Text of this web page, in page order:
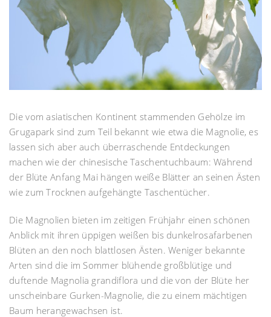
Die vom asiatischen Kontinent stammenden Gehölze im
Grugapark sind zum Teil bekannt wie etwa die Magnolie, es
lassen sich aber auch überraschende Entdeckungen
machen wie der chinesische Taschentuchbaum: Während
der Blüte Anfang Mai hängen weiße Blätter an seinen Ästen
wie zum Trocknen aufgehängte Taschentücher.
Die Magnolien bieten im zeitigen Frühjahr einen schönen
Anblick mit ihren üppigen weißen bis dunkelrosafarbenen
Blüten an den noch blattlosen Ästen. Weniger bekannte
Arten sind die im Sommer blühende großblütige und
duftende Magnolia grandiflora und die von der Blüte her
unscheinbare Gurken-Magnolie, die zu einem mächtigen
Baum herangewachsen ist.